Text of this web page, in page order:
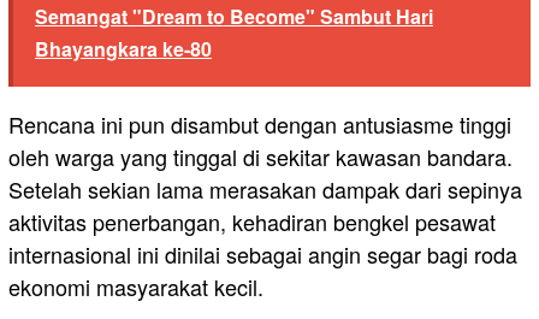
Semangat "Dream to Become" Sambut Hari
Bhayangkara ke-80
Rencana ini pun disambut dengan antusiasme tinggi
oleh warga yang tinggal di sekitar kawasan bandara.
Setelah sekian lama merasakan dampak dari sepinya
aktivitas penerbangan, kehadiran bengkel pesawat
internasional ini dinilai sebagai angin segar bagi roda
ekonomi masyarakat kecil.